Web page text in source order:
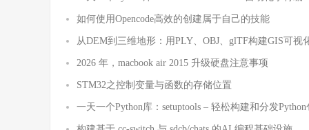
如何使用Opencode高效的创建属于自己的技能
从DEM到三维地形：用PLY、OBJ、glTF构建GIS可视
2026 年，macbook air 2015 升级硬盘注意事项
STM32之控制变量与函数的存储位置
一天一个Python库：setuptools – 轻松构建和分发Python